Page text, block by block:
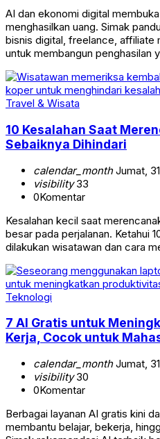
AI dan ekonomi digital
menghasilkan uang. Simak
bisnis digital, freelance, affiliate
untuk membangun penghasilan
Travel & Wisata
10 Kesalahan Saat
Sebaiknya Dihindari
calendar_monthJumat,
visibility33
0Komentar
Kesalahan kecil saat
besar pada perjalanan. Ketahui
dilakukan wisatawan dan cara
Teknologi
7 AI Gratis untuk
Kerja, Cocok untuk
calendar_monthJumat,
visibility30
0Komentar
Berbagai layanan AI gratis kini
membantu belajar, bekerja,